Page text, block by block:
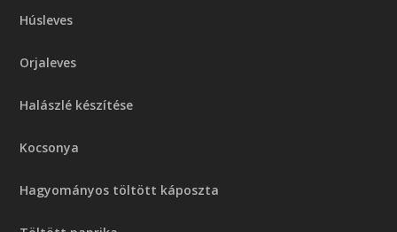
Húsleves
Orjaleves
Halászlé készítése
Kocsonya
Hagyományos töltött káposzta